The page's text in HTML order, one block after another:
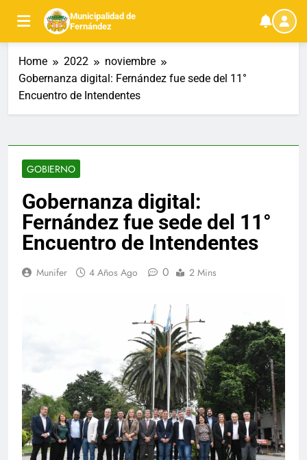
content
Municipalidad de
Fernández
Home 2022
noviembre
Gobernanza digital: Fernández fue sede del 11°
Encuentro de Intendentes
GOBIERNO
Gobernanza digital:
Fernández fue sede del 11°
Encuentro de Intendentes
Munifer 4 Años Ago 0 2 Mins